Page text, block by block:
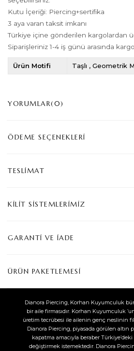
Kutu İçeriği: Piercing+sertifika
3 aya varan taksit imkanı
Türkiye içine gönderilen kargolardan
Siparişleriniz 1-4 iş günü arasında
Ürün Motifi Taşlı Geometrik
YORUMLAR(0)
ÖDEME SEÇENEKLERI
TESLIMAT
KILIT SISTEMLERIMIZ
GARANTI VE İADE
ÜRÜN PAKETLEMESI
Dianora Piercing, Korhan Kuyumculuk
bir aile firmasıdır. Korhan Kuyumculuk
üretim tecrübesi ile ailenin genç neslinin
Dianora Piercing, piyasada görülen altın
kapatma amacıyla beraber Türkiye’deki
değiştirmek istemektedir. Dianora